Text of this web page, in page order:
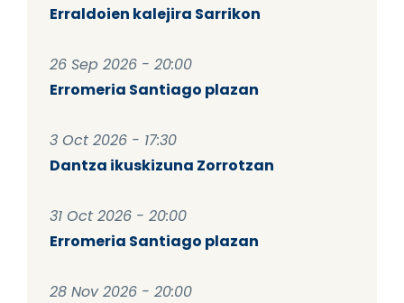
Erraldoien kalejira Sarrikon
26 Sep 2026 - 20:00
Erromeria Santiago plazan
3 Oct 2026 - 17:30
Dantza ikuskizuna Zorrotzan
31 Oct 2026 - 20:00
Erromeria Santiago plazan
28 Nov 2026 - 20:00